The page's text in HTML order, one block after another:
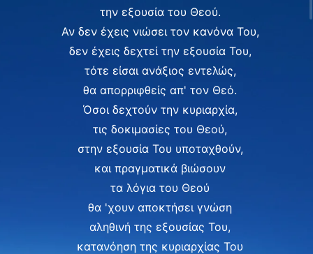
την εξουσία του Θεού.
Αν δεν έχεις νιώσει τον κανόνα Του,
δεν έχεις δεχτεί την εξουσία Του,
τότε είσαι ανάξιος εντελώς,
θα απορριφθείς απ' τον Θεό.
Όσοι δεχτούν την κυριαρχία,
τις δοκιμασίες του Θεού,
στην εξουσία Του υποταχθούν,
και πραγματικά βιώσουν
τα λόγια του Θεού
θα 'χουν αποκτήσει γνώση
αληθινή της εξουσίας Του,
κατανόηση της κυριαρχίας Του